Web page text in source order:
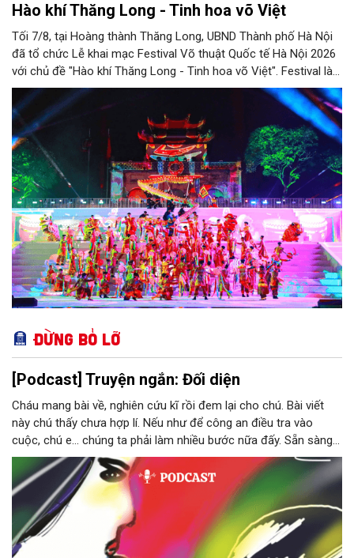
Hào khí Thăng Long - Tinh hoa võ Việt
Tối 7/8, tại Hoàng thành Thăng Long, UBND Thành phố Hà Nội
đã tổ chức Lễ khai mạc Festival Võ thuật Quốc tế Hà Nội 2026
với chủ đề "Hào khí Thăng Long - Tinh hoa võ Việt". Festival là
nơi hội tụ tinh hoa võ thuật trong nước và quốc tế, giới thiệu
đến bạn bè thế giới tinh thần thượng võ, bản sắc văn hóa Việt
Nam, đồng thời hình thành và phát triển du lịch, công nghiệp
văn hóa Thủ đô trong giai đoạn mới.
Đừng bỏ lỡ
[Podcast] Truyện ngắn: Đối diện
Cháu mang bài về, nghiên cứu kĩ rồi đem lại cho chú. Bài viết
này chú thấy chưa hợp lí. Nếu như để công an điều tra vào
cuộc, chú e… chúng ta phải làm nhiều bước nữa đấy. Sẵn sàng
thì tiếp tục nhé! Chú Minh cầm tập bài viết đưa lại cho Thy. Cô
ngại ngùng đỡ lấy. Đây là lần thứ ba, loạt bài phóng sự của mình
bị Tổng biên tập kêu lên để trả lại...